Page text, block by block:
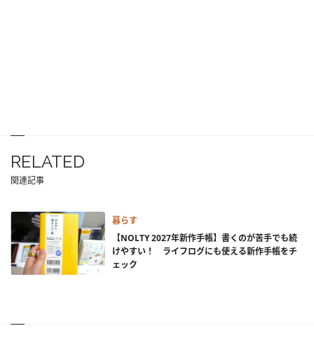
RELATED
関連記事
暮らす
【NOLTY 2027年新作手帳】書くのが苦手でも続
けやすい！ ライフログにも使える新作手帳をチ
ェック